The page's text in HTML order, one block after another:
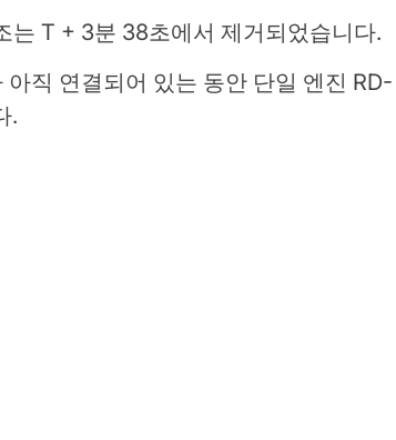
는 T + 3분 38초에서 제거되었습니다.
직 연결되어 있는 동안 단일 엔진 RD-
.